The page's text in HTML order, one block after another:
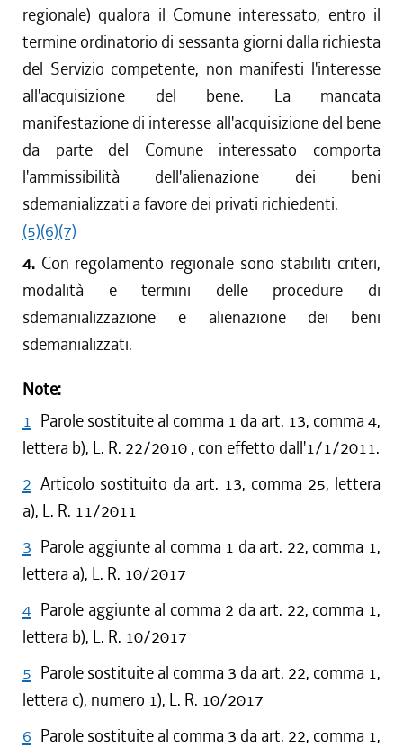
regionale) qualora il Comune interessato, entro il
termine ordinatorio di sessanta giorni dalla richiesta
del Servizio competente, non manifesti l'interesse
all'acquisizione del bene. La mancata
manifestazione di interesse all'acquisizione del bene
da parte del Comune interessato comporta
l'ammissibilità dell'alienazione dei beni
sdemanializzati a favore dei privati richiedenti.
(5)(6)(7)
4. Con regolamento regionale sono stabiliti criteri,
modalità e termini delle procedure di
sdemanializzazione e alienazione dei beni
sdemanializzati.
Note:
1 Parole sostituite al comma 1 da art. 13, comma 4,
lettera b), L. R. 22/2010 , con effetto dall'1/1/2011.
2 Articolo sostituito da art. 13, comma 25, lettera
a), L. R. 11/2011
3 Parole aggiunte al comma 1 da art. 22, comma 1,
lettera a), L. R. 10/2017
4 Parole aggiunte al comma 2 da art. 22, comma 1,
lettera b), L. R. 10/2017
5 Parole sostituite al comma 3 da art. 22, comma 1,
lettera c), numero 1), L. R. 10/2017
6 Parole sostituite al comma 3 da art. 22, comma 1,